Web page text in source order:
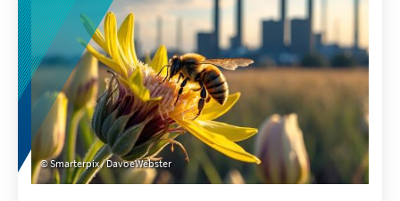
Smarterpix / DavoeWebster